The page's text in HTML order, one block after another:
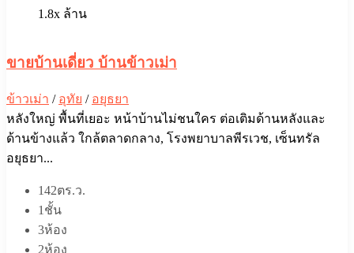
1.8x ล้าน
ขายบ้านเดี่ยว บ้านข้าวเม่า
ข้าวเม่า / อุทัย / อยุธยา
หลังใหญ่ พื้นที่เยอะ หน้าบ้านไม่ชนใคร ต่อเติมด้านหลังและ
ด้านข้างแล้ว ใกล้ตลาดกลาง, โรงพยาบาลพีรเวช, เซ็นทรัล
อยุธยา...
142ตร.ว.
1ชั้น
3ห้อง
2ห้อง